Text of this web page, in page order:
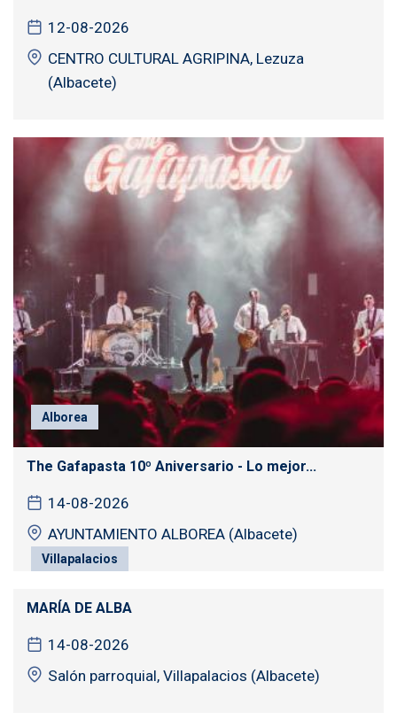
12-08-2026
CENTRO CULTURAL AGRIPINA, Lezuza
(Albacete)
Alborea
The Gafapasta 10º Aniversario - Lo mejor...
14-08-2026
AYUNTAMIENTO ALBOREA (Albacete)
Villapalacios
MARÍA DE ALBA
14-08-2026
Salón parroquial, Villapalacios (Albacete)